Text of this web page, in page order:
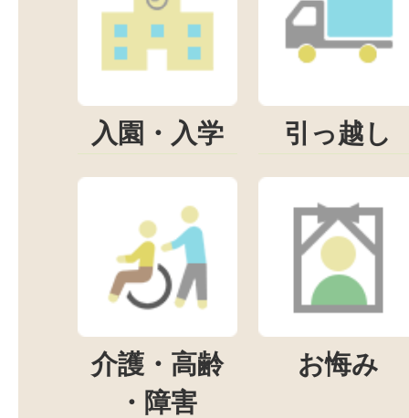
入園・入学 引っ越し
介護・高齢
・障害
お悔み